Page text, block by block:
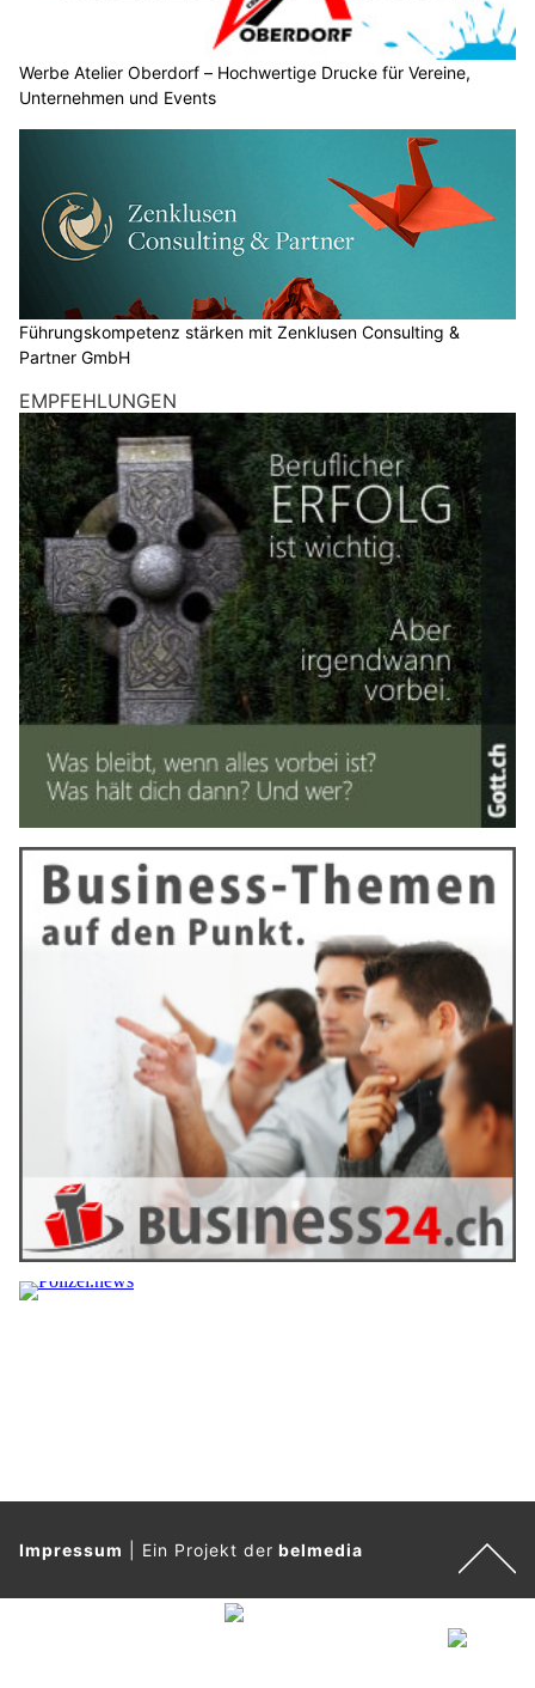
Werbe Atelier Oberdorf – Hochwertige Drucke für Vereine,
Unternehmen und Events
Führungskompetenz stärken mit Zenklusen Consulting &
Partner GmbH
EMPFEHLUNGEN
Impressum Ein Projekt derbelmedia